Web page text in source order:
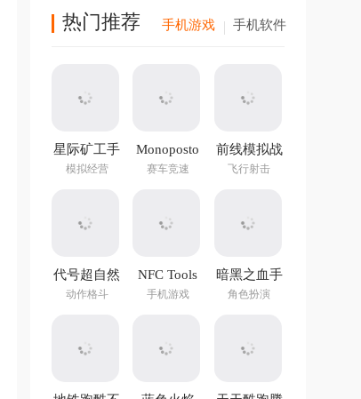
热门推荐 手机游戏 手机软件
星际矿工手
游
模拟经营
Monoposto
最新版
赛车竞速
前线模拟战
飞行射击
代号超自然
手游官方版
动作格斗
NFC Tools
PRO官方正
手机游戏
暗黑之血手
游
角色扮演